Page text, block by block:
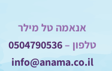
אנאמה טל מילר
טלפון –0504790536
info@anama.co.il